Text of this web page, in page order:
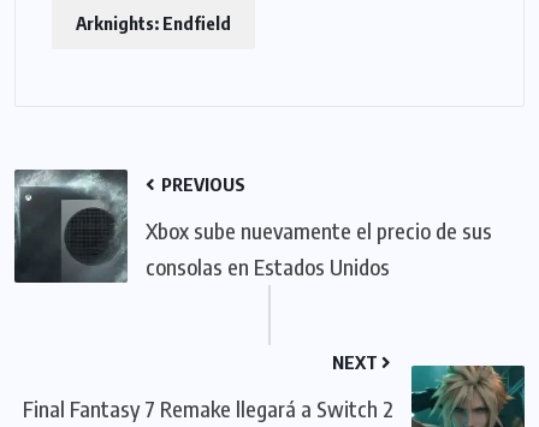
Arknights: Endfield
PREVIOUS
Xbox sube nuevamente el precio de sus
consolas en Estados Unidos
NEXT
Final Fantasy 7 Remake llegará a Switch 2